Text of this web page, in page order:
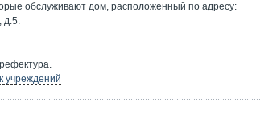
обслуживают дом, расположенный по адресу:
д.5.
учреждений